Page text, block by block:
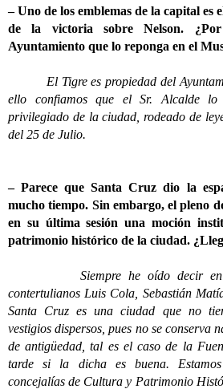
– Uno de los emblemas de la capital es
de la victoria sobre Nelson.
Ayuntamiento que lo reponga en el
El Tigre es propiedad del
ello confiamos que el Sr. Alcalde
privilegiado de la ciudad, rodeado de
del 25 de Julio.
– Parece que Santa Cruz dio la
mucho tiempo. Sin embargo, el pleno
en su última sesión una moción
patrimonio histórico de la ciudad.
Siempre he oído decir en
contertulianos Luis Cola, Sebastián
Santa Cruz es una ciudad que no
vestigios dispersos, pues no se conserva
de antigüedad, tal es el caso de la
tarde si la dicha es buena.
concejalías de Cultura y Patrimonio